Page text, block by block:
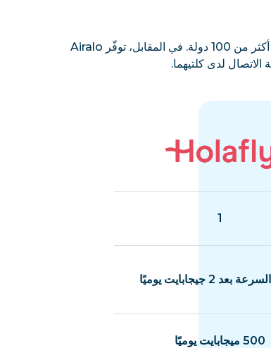
تقدّم iRoamly باقات يومية وإجمالية وغير محدودة، مع استخدام مجاني لنقطة الاتصال وشرائح eSIM مجانية بسعة 500 ميجابايت في أكثر من 100 دولة. في المقابل، توفّر Airalo
1
2 جيجابايت يوميًا
500 ميجابايت يوميًا